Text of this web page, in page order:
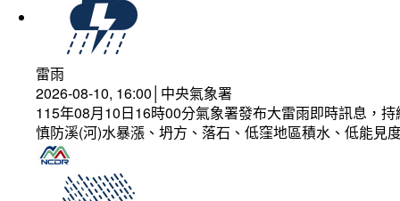
雷雨
2026-08-10, 16:00│中央氣象署
115年08月10日16時00分氣象署發布大雷雨即時訊息，
慎防溪(河)水暴漲、坍方、落石、低窪地區積水、低能見